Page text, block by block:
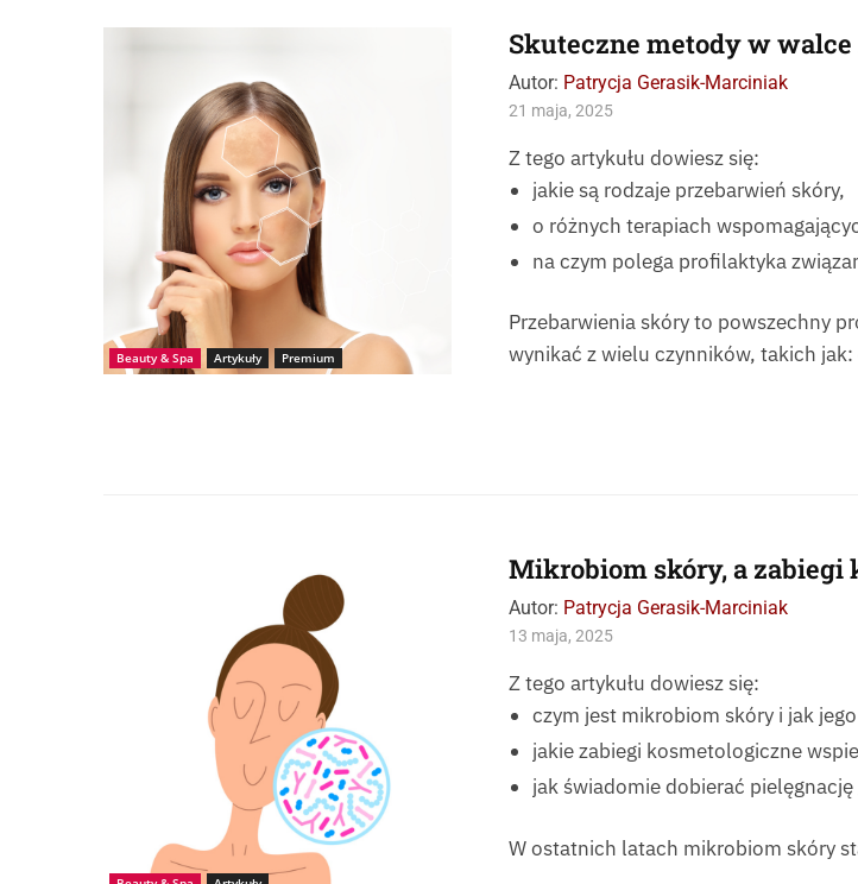
Beauty & Spa Artykuły Premium
Skuteczne metody w
Autor: Patrycja Gerasik-Marciniak
21 maja, 2025
Z tego artykułu dowiesz się:
jakie są rodzaje przebarwień skóry,
o różnych terapiach
na czym polega profilaktyka
Przebarwienia skóry to powszechny
wynikać z wielu czynników, takich
Mikrobiom skóry, a zabiegi
Autor: Patrycja Gerasik-Marciniak
13 maja, 2025
Z tego artykułu dowiesz się:
czym jest mikrobiom skóry i jak
jakie zabiegi kosmetologiczne
jak świadomie dobierać
W ostatnich latach mikrobiom skóry